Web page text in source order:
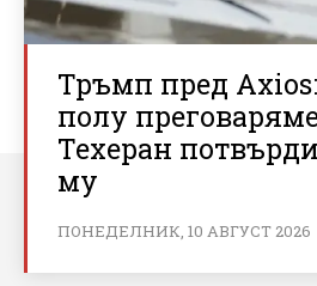
Тръмп пред
полу
Техеран
му
ПОНЕДЕЛНИК, 10 АВГУСТ 2026